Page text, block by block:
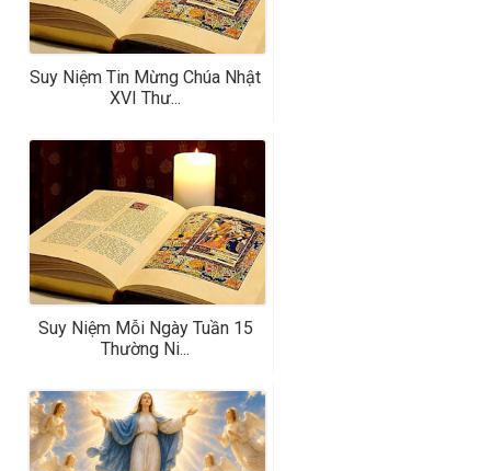
Suy Niệm Tin Mừng Chúa Nhật
XVI Thư...
Suy Niệm Mỗi Ngày Tuần 15
Thường Ni...